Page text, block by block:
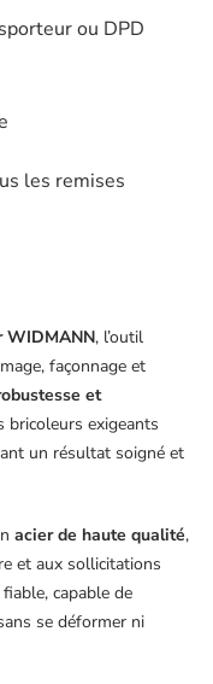
ou DPD
les remises
WIDMANN, l’outil
façonnage et
et
bricoleurs exigeants
un résultat soigné et
acier de haute qualité,
et aux sollicitations
capable de
se déformer ni